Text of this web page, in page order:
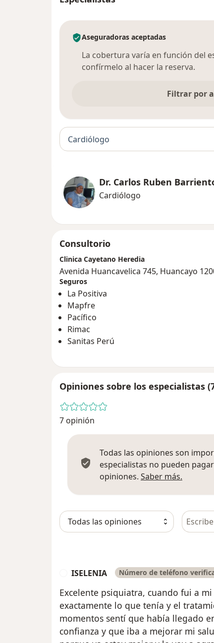
Aseguradoras aceptadas
La cobertura varía en función del
confírmelo al hacer la reserva.
Filtrar por
Cardiólogo
Dr. Carlos Ruben
Cardiólogo
Consultorio
Clinica Cayetano Heredia
Avenida Huancavelica 745, Huancayo
Seguros
La Positiva
Mapfre
Pacífico
Rimac
Sanitas Perú
Opiniones sobre los especialistas
7 opinión
Todas las opiniones son
especialistas no pueden
opiniones. Saber más.
Busca
ISELENIA Número de teléfono
Excelente psiquiatra, cuando fui a
exactamente lo que tenía y el
momentos sentí que había llegado
confianza y que iba a mejorar mi